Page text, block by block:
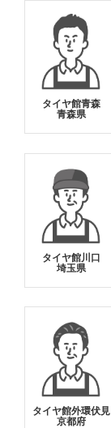
タイヤ館青森
青森県
タイヤ館川口
埼玉県
タイヤ館外環伏見
京都府